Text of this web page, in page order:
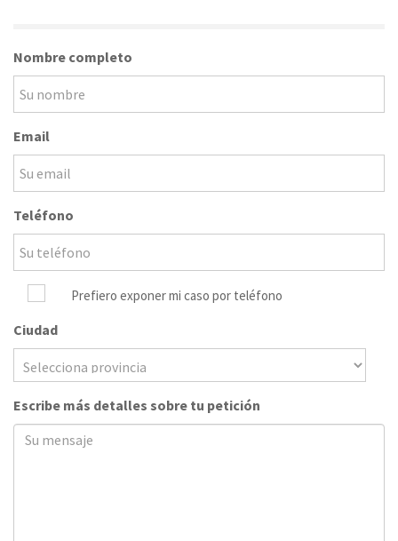
Nombre completo
Email
Teléfono
Prefiero exponer mi caso por teléfono
Ciudad
Escribe más detalles sobre tu petición